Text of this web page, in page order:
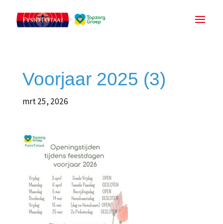
Voorjaar 2025 (3)
mrt 25, 2026